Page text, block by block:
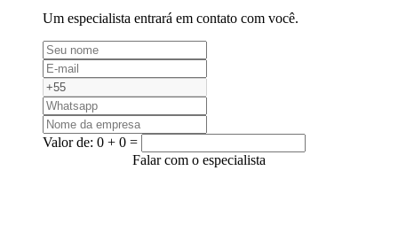
Um especialista entrará em contato com você.
Valor de: 0 + 0 =
Falar com o especialista